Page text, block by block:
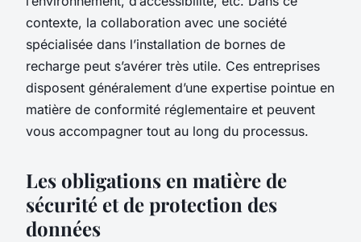
contexte, la collaboration avec une société
spécialisée dans l’installation de bornes de
recharge peut s’avérer très utile. Ces entreprises
disposent généralement d’une expertise pointue en
matière de conformité réglementaire et peuvent
vous accompagner tout au long du processus.
Les obligations en matière de
sécurité et de protection des
données